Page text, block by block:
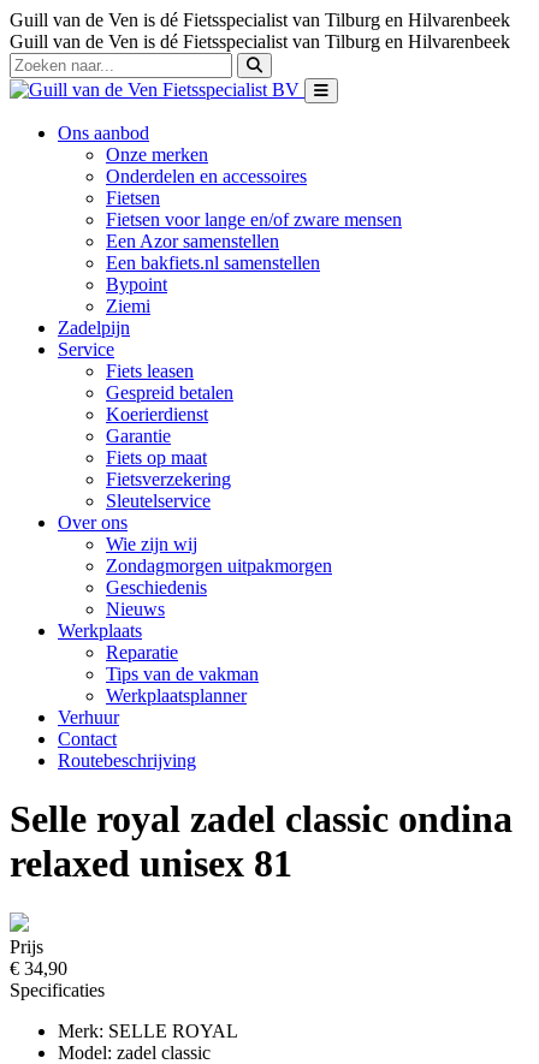
Guill van de Ven is dé Fietsspecialist van Tilburg en Hilvarenbeek
Guill van de Ven is dé Fietsspecialist van Tilburg en Hilvarenbeek
Ons aanbod
Onze merken
Onderdelen en accessoires
Fietsen
Fietsen voor lange en/of zware mensen
Een Azor samenstellen
Een bakfiets.nl samenstellen
Bypoint
Ziemi
Zadelpijn
Service
Fiets leasen
Gespreid betalen
Koerierdienst
Garantie
Fiets op maat
Fietsverzekering
Sleutelservice
Over ons
Wie zijn wij
Zondagmorgen uitpakmorgen
Geschiedenis
Nieuws
Werkplaats
Reparatie
Tips van de vakman
Werkplaatsplanner
Verhuur
Contact
Routebeschrijving
Selle royal zadel classic ondina
relaxed unisex 81
Prijs
€ 34,90
Specificaties
Merk: SELLE ROYAL
Model: zadel classic